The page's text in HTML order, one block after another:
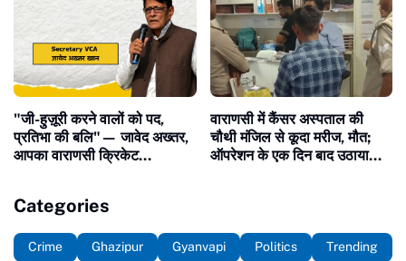
​"जी-हुज़ूरी करने वालों को पद,
प्रतिभा की बलि"— जावेद अख्तर,
आपका वाराणसी क्रिकेट
वाराणसी में कैंसर अस्पताल की
चौथी मंजिल से कूदा मरीज, मौत;
ऑपरेशन के एक दिन बाद उठाया
Categories
Crime Ghazipur Gyanvapi Politics Trending